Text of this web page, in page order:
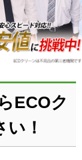
ECOク
！